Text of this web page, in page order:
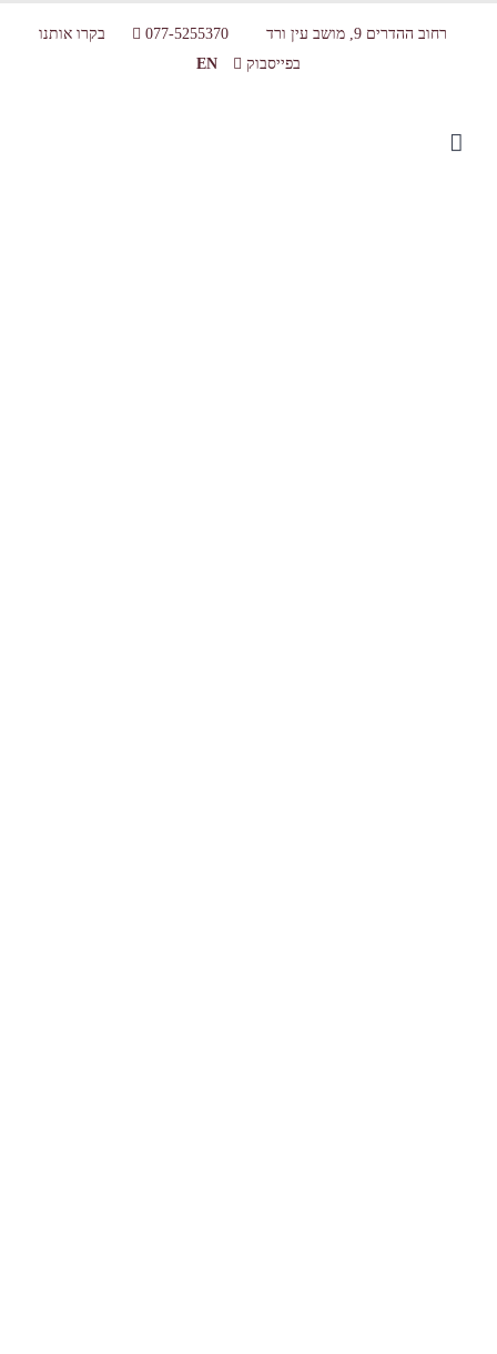
רחוב ההדרים 9, מושב עין ורד 077-5255370
בקרו אותנו
בפייסבוק
EN